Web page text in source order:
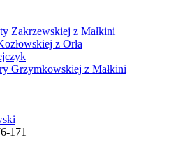
Zakrzewskiej z Małkini
z Orła
Grzymkowskiej z Małkini
171